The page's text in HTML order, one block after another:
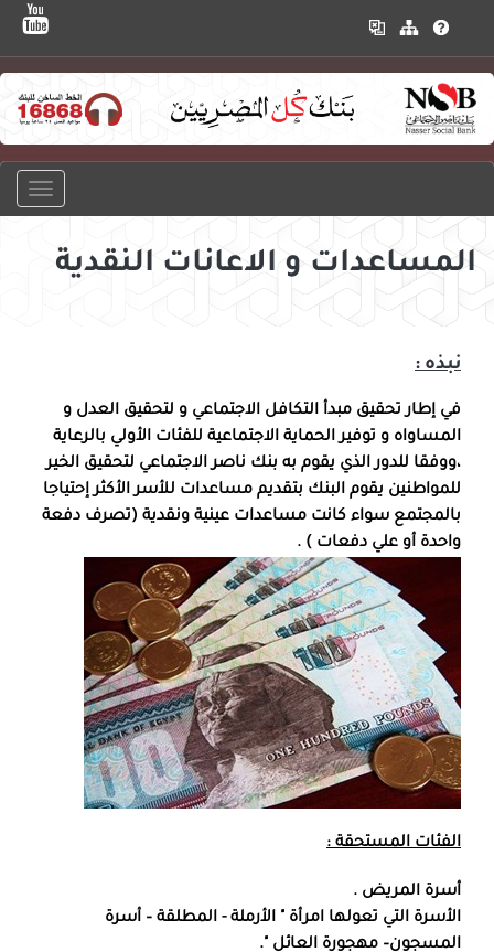
المساعدات و الاعانات النقدية
نبذه :
في إطار تحقيق مبدأ التكافل الاجتماعي و لتحقيق العدل و
المساواه و توفير الحماية الاجتماعية للفئات الأولي بالرعاية
،ووفقا للدور الذي يقوم به بنك ناصر الاجتماعي لتحقيق الخير
للمواطنين يقوم البنك بتقديم مساعدات للأسر الأكثر إحتياجا
بالمجتمع سواء كانت مساعدات عينية ونقدية (تصرف دفعة
واحدة أو علي دفعات ) .
الفئات المستحقة :
أسرة المريض .
الأسرة التي تعولها امرأة " الأرملة - المطلقة – أسرة
المسجون– مهجورة العائل ".